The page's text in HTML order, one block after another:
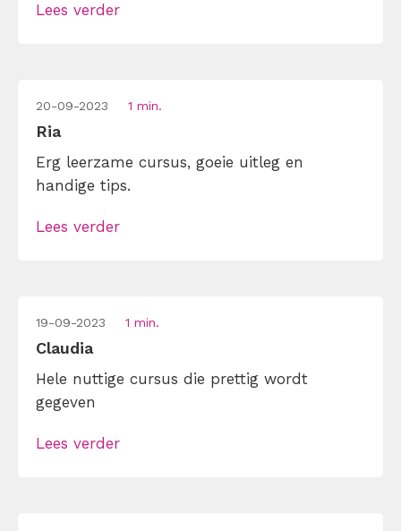
Lees verder
20-09-2023 1 min.
Ria
Erg leerzame cursus, goeie uitleg en
handige tips.
Lees verder
19-09-2023 1 min.
Claudia
Hele nuttige cursus die prettig wordt
gegeven
Lees verder